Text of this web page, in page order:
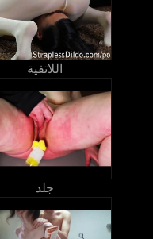
اللاتفية
جلد